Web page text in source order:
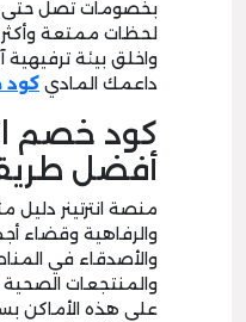
لحظات ممتعة وأكثر
واخلق بيئة
داعمك المادي كود
أفضل
منصة انترتينر
والرفاهية وقضاء
والأصدقاء في
والمنتجعات الصحية
على هذه الأماكن